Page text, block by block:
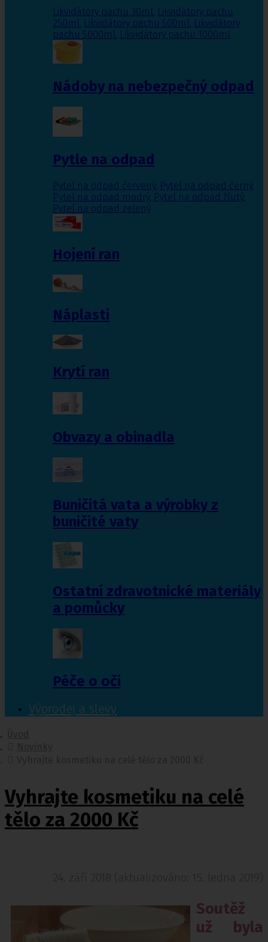
Likvidátory pachu 30ml, Likvidátory pachu
250ml, Likvidátory pachu 500ml, Likvidátory
pachu 5000ml, Likvidátory pachu 1000ml
Nádoby na nebezpečný odpad
Pytle na odpad
Pytel na odpad červený, Pytel na odpad černý,
Pytel na odpad modrý, Pytel na odpad žlutý,
Pytel na odpad zelený
Hojení ran
Náplasti
Krytí ran
Obvazy a obinadla
Buničitá vata a výrobky z
buničité vaty
Ostatní zdravotnické materiály
a pomůcky
Péče o oči
Výprodej a slevy
Vyhrajte kosmetiku na celé
tělo za 2000 Kč
24. září 2018 (aktualizováno: 15. ledna 2019)
Soutěž
už byla